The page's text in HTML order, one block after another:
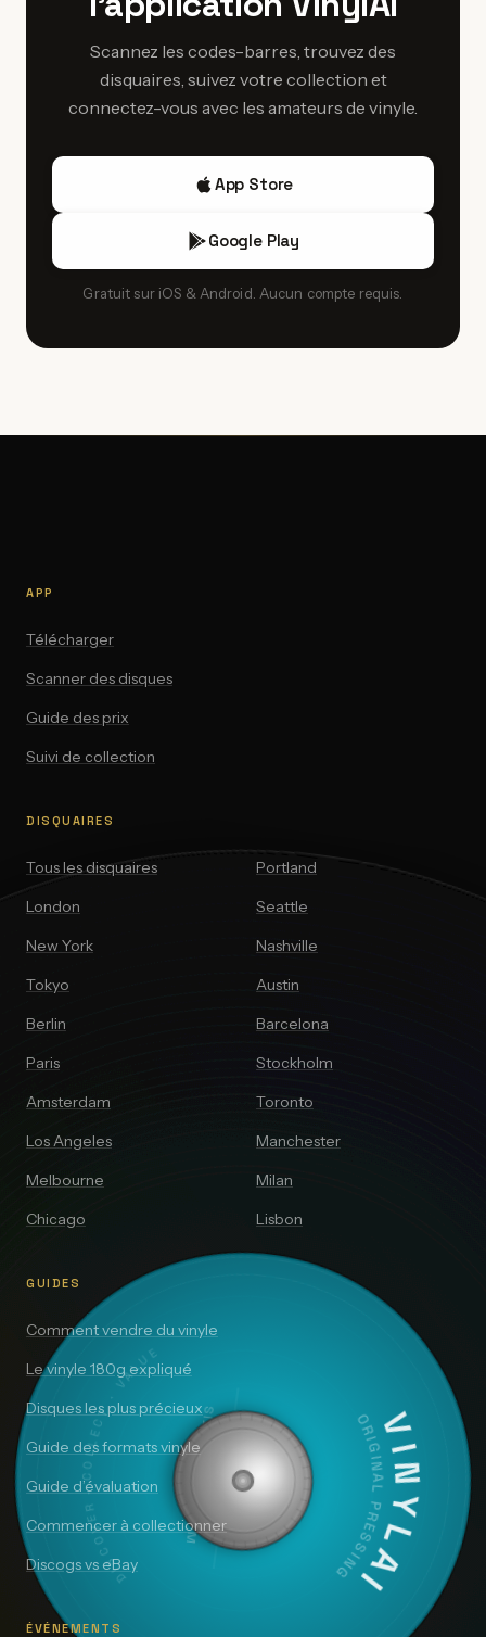
catalane, sont des artefacts culturels importants et se
trouvent largement chez les disquaires locaux.
Scannez les codes-barres, trouvez des
disquaires, suivez votre collection et
connectez-vous avec les amateurs de vinyle.
App Store
Google Play
Gratuit sur iOS & Android. Aucun compte requis.
VINYLAI
ORIGINAL PRESSING
SIDE A — 33⅓ RPM
DISCOVER · COLLECT · VALUE
APP
Télécharger
Scanner des disques
Guide des prix
Suivi de collection
DISQUAIRES
Tous les disquaires
London
New York
Tokyo
Berlin
Paris
Amsterdam
Los Angeles
Melbourne
Chicago
Portland
Seattle
Nashville
Austin
Barcelona
Stockholm
Toronto
Manchester
Milan
Lisbon
GUIDES
Comment vendre du vinyle
Le vinyle 180g expliqué
Disques les plus précieux
Guide des formats vinyle
Guide d’évaluation
Commencer à collectionner
Discogs vs eBay
ÉVÉNEMENTS